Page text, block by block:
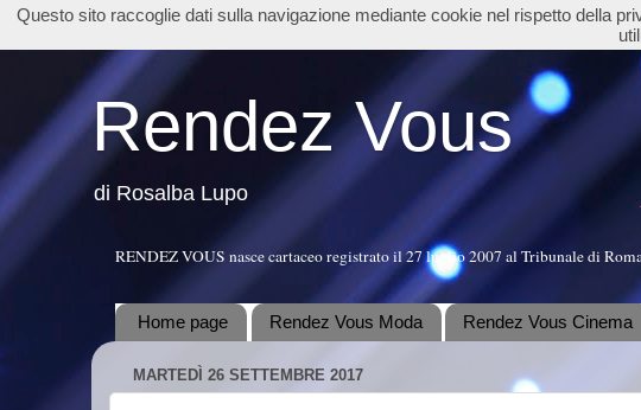
Rendez Vous
di Rosalba Lupo
RENDEZ VOUS nasce cartaceo registrato il 27 luglio 2007 al Tribunale di
Home page Rendez Vous Moda Rendez Vous Cinema
MARTEDÌ 26 SETTEMBRE 2017
Questo sito raccoglie dati sulla navigazione mediante cookie nel rispetto della